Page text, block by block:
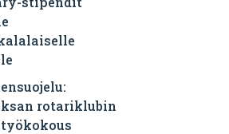
rotariklubin